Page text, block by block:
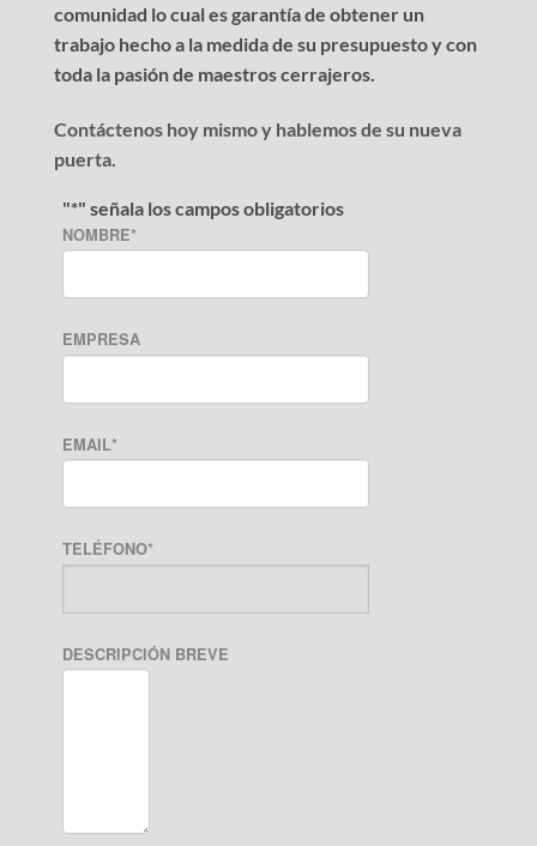
comunidad lo cual es garantía de obtener un
trabajo hecho a la medida de su presupuesto y con
toda la pasión de maestros cerrajeros.
Contáctenos hoy mismo y hablemos de su nueva
puerta.
"*" señala los campos obligatorios
NOMBRE*
EMPRESA
EMAIL*
TELÉFONO*
DESCRIPCIÓN BREVE